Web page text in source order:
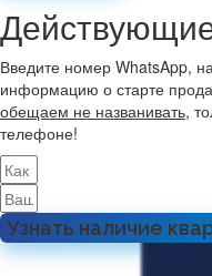
Введите номер WhatsApp,
информацию о старте
обещаем не названивать,
телефоне!
Узнать наличие